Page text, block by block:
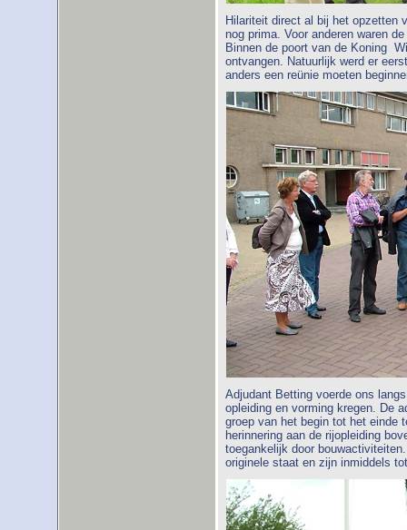
Hilariteit direct al bij het opzetten
nog prima. Voor anderen waren
Binnen de poort van de Koning
ontvangen. Natuurlijk werd er
anders een reünie moeten
Adjudant Betting voerde ons
opleiding en vorming kregen. De
groep van het begin tot het einde
herinnering aan de rijopleiding
toegankelijk door
originele staat en zijn inmiddels